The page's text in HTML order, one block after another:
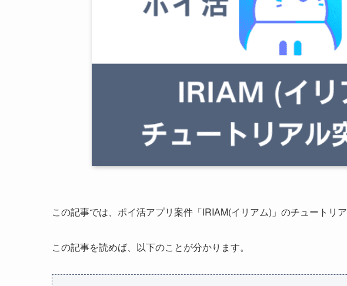
この記事では、ポイ活アプリ案件「IRIAM(イリアム)」のチュートリ
この記事を読めば、以下のことが分かります。